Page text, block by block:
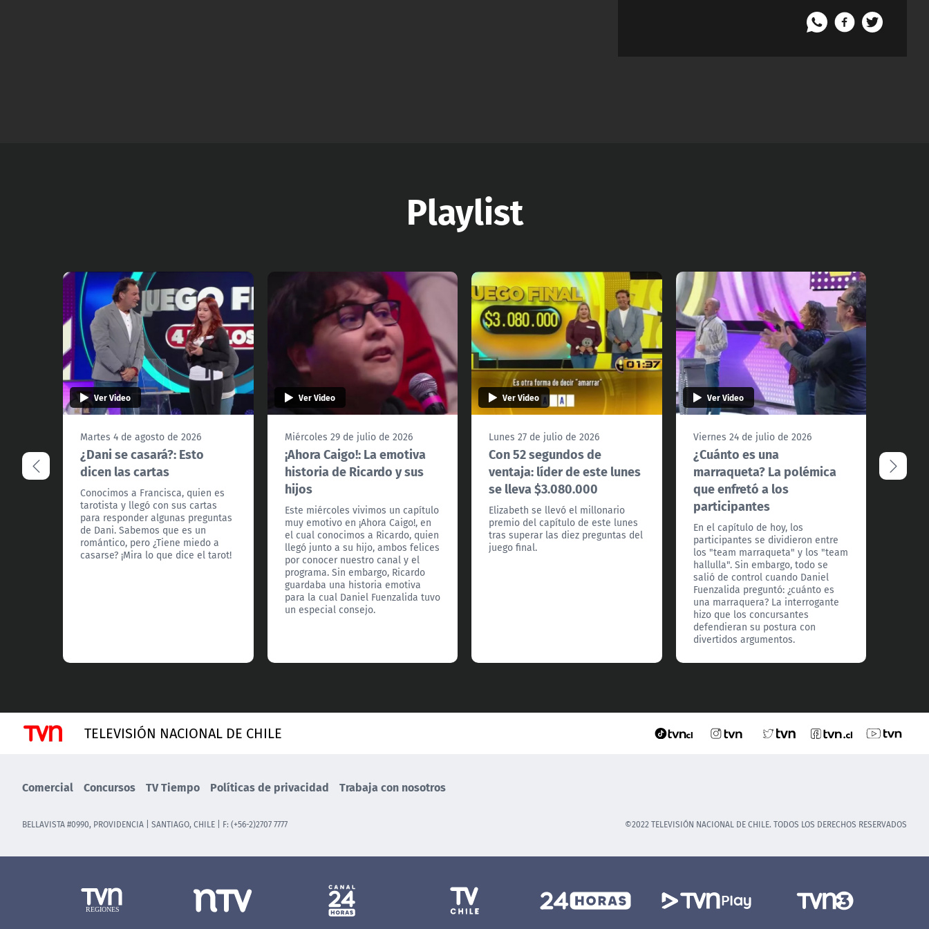
Playlist
Ver Video
Martes 4 de agosto de 2026
¿Dani se casará?: Esto
dicen las cartas
Conocimos a Francisca, quien es
tarotista y llegó con sus cartas
para responder algunas preguntas
de Dani. Sabemos que es un
romántico, pero ¿Tiene miedo a
casarse? ¡Mira lo que dice el tarot!
Ver Video
Miércoles 29 de julio de 2026
¡Ahora Caigo!: La emotiva
historia de Ricardo y sus
hijos
Este miércoles vivimos un capítulo
muy emotivo en ¡Ahora Caigo!, en
el cual conocimos a Ricardo, quien
llegó junto a su hijo, ambos felices
por conocer nuestro canal y el
programa. Sin embargo, Ricardo
guardaba una historia emotiva
para la cual Daniel Fuenzalida tuvo
un especial consejo.
Ver Video
Lunes 27 de julio de 2026
Con 52 segundos de
ventaja: líder de este lunes
se lleva $3.080.000
Elizabeth se llevó el millonario
premio del capítulo de este lunes
tras superar las diez preguntas del
juego final.
Ver Video
Viernes 24 de julio de 2026
¿Cuánto es una
marraqueta? La polémica
que enfretó a los
participantes
En el capítulo de hoy, los
participantes se dividieron entre
los "team marraqueta" y los "team
hallulla". Sin embargo, todo se
salió de control cuando Daniel
Fuenzalida preguntó: ¿cuánto es
una marraquera? La interrogante
hizo que los concursantes
defendieran su postura con
divertidos argumentos.
Trini
TELEVISIÓN NACIONAL DE CHILE
Comercial Concursos TV Tiempo Políticas de privacidad Trabaja con nosotros
BELLAVISTA #0990, PROVIDENCIA | SANTIAGO, CHILE | F: (+56-2)2707 7777 ©2022 TELEVISIÓN NACIONAL DE CHILE. TODOS LOS DERECHOS RESERVADOS